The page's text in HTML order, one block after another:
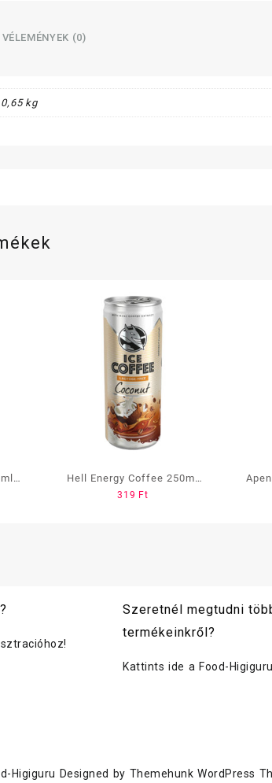
VÉLEMÉNYEK (0)
0,65 kg
Hell Energy Coffee 250ml
Coconut laktózmentes
319 Ft
Szeretnél megtudni
termékeinkről?
Kattints ide a Food-
Higiguru Designed by Themehunk WordPress